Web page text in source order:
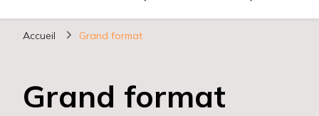
L atelier copie
Accueil Grand format
Grand format